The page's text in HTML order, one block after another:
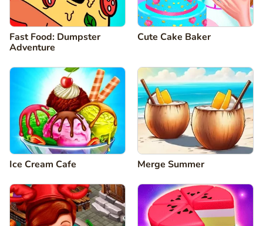
Fast Food: Dumpster
Adventure
Cute Cake Baker
Ice Cream Cafe Merge Summer